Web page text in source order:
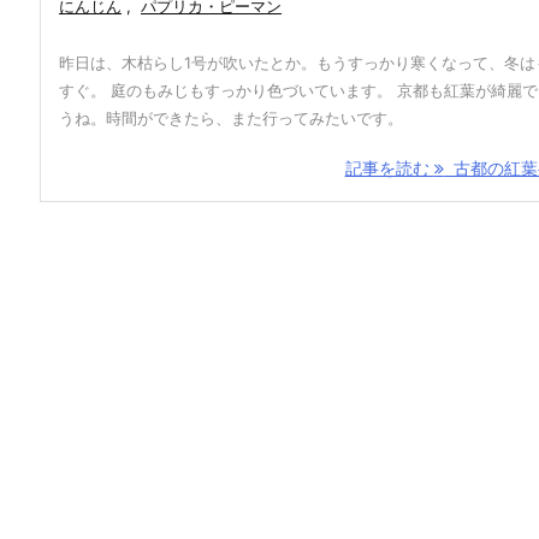
にんじん , パプリカ・ピーマン
昨日は、木枯らし1号が吹いたとか。もうすっかり寒くなって、冬は
すぐ。 庭のもみじもすっかり色づいています。 京都も紅葉が綺麗で
うね。時間ができたら、また行ってみたいです。
記事を読む 古都の紅葉